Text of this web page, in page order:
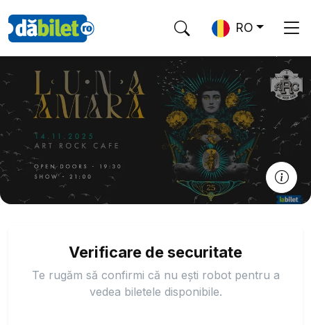
RO
Verificare de securitate
Te rugăm să confirmi că nu ești robot pentru a
vedea biletele disponibile.